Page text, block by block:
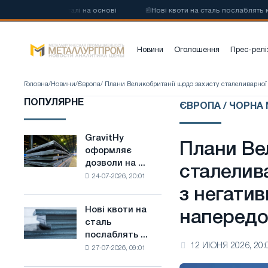
сталі на основі 📰 Нові квоти на сталь послаблять
Новини Оголошення Прес-
Головна/ Новини/Європа/ Плани Великобританії щодо захисту
ПОПУЛЯРНЕ
GravitHy
оформляє
дозволи
виробництва
GravitHy
оформляє
дозволи на ...
24-07-2026, 20:01
Нові
квоти
на
Нові квоти на
сталь
послаблять ...
27-07-2026, 09:01
ЄВРОПА / ЧОРНА
Плани
з
12 ИЮНЯ 2026,